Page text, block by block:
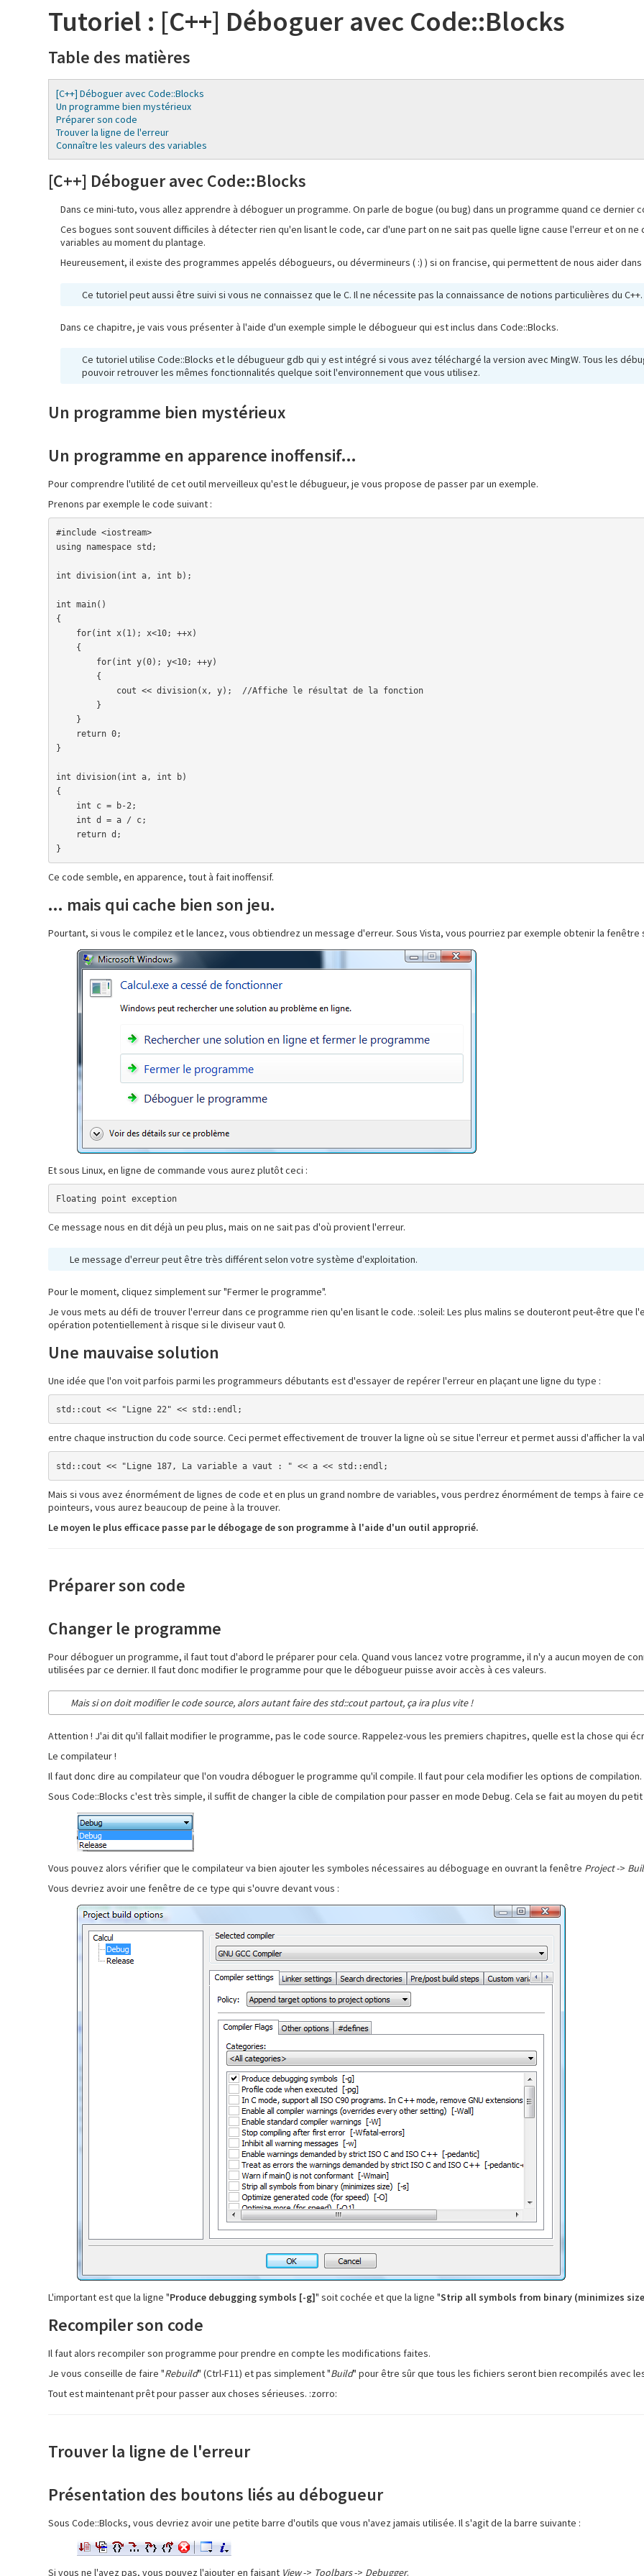
Tutoriel : [C++] Déboguer avec Code::Blocks
Table des matières
[C++] Déboguer avec Code::Blocks
Un programme bien mystérieux
Préparer son code
Trouver la ligne de l'erreur
Connaître les valeurs des variables
[C++] Déboguer avec Code::Blocks
Dans ce mini-tuto, vous allez apprendre à déboguer un programme. On parle de bogue (ou bug) dans un programme quand ce dernier
Ces bogues sont souvent difficiles à détecter rien qu'en lisant le code, car d'une part on ne sait pas quelle ligne cause l'erreur et on
variables au moment du plantage.
Heureusement, il existe des programmes appelés débogueurs, ou dévermineurs ( :) ) si on francise, qui permettent de nous aider
Ce tutoriel peut aussi être suivi si vous ne connaissez que le C. Il ne nécessite pas la connaissance de notions particulières du C++.
Dans ce chapitre, je vais vous présenter à l'aide d'un exemple simple le débogueur qui est inclus dans Code::Blocks.
Ce tutoriel utilise Code::Blocks et le débugueur gdb qui y est intégré si vous avez téléchargé la version avec MingW. Tous les
pouvoir retrouver les mêmes fonctionnalités quelque soit l'environnement que vous utilisez.
Un programme bien mystérieux
Un programme en apparence inoffensif...
Pour comprendre l'utilité de cet outil merveilleux qu'est le débugueur, je vous propose de passer par un exemple.
Prenons par exemple le code suivant :
#include <iostream>
using namespace std;
int division(int a, int b);
int main()
{
}
int division(int a, int b)
{
}
Ce code semble, en apparence, tout à fait inoffensif.
... mais qui cache bien son jeu.
Pourtant, si vous le compilez et le lancez, vous obtiendrez un message d'erreur. Sous Vista, vous pourriez par exemple obtenir la fenêtre
Et sous Linux, en ligne de commande vous aurez plutôt ceci :
Floating point exception
Ce message nous en dit déjà un peu plus, mais on ne sait pas d'où provient l'erreur.
Le message d'erreur peut être très différent selon votre système d'exploitation.
Pour le moment, cliquez simplement sur "Fermer le programme".
Je vous mets au défi de trouver l'erreur dans ce programme rien qu'en lisant le code. :soleil: Les plus malins se douteront peut-être que
opération potentiellement à risque si le diviseur vaut 0.
Une mauvaise solution
Une idée que l'on voit parfois parmi les programmeurs débutants est d'essayer de repérer l'erreur en plaçant une ligne du type :
std::cout << "Ligne 22" << std::endl;
entre chaque instruction du code source. Ceci permet effectivement de trouver la ligne où se situe l'erreur et permet aussi d'afficher la
std::cout << "Ligne 187, La variable a vaut : " << a << std::endl;
Mais si vous avez énormément de lignes de code et en plus un grand nombre de variables, vous perdrez énormément de temps à faire
pointeurs, vous aurez beaucoup de peine à la trouver.
Le moyen le plus efficace passe par le débogage de son programme à l'aide d'un outil approprié.
Préparer son code
Changer le programme
Pour déboguer un programme, il faut tout d'abord le préparer pour cela. Quand vous lancez votre programme, il n'y a aucun moyen de
utilisées par ce dernier. Il faut donc modifier le programme pour que le débogueur puisse avoir accès à ces valeurs.
Mais si on doit modifier le code source, alors autant faire des std::cout partout, ça ira plus vite !
Attention ! J'ai dit qu'il fallait modifier le programme, pas le code source. Rappelez-vous les premiers chapitres, quelle est la chose qui
Le compilateur !
Il faut donc dire au compilateur que l'on voudra déboguer le programme qu'il compile. Il faut pour cela modifier les options de compilation.
Sous Code::Blocks c'est très simple, il suffit de changer la cible de compilation pour passer en mode Debug. Cela se fait au moyen du
Vous pouvez alors vérifier que le compilateur va bien ajouter les symboles nécessaires au déboguage en ouvrant la fenêtre Project->
Vous devriez avoir une fenêtre de ce type qui s'ouvre devant vous :
L'important est que la ligne "Produce debugging symbols [-g]" soit cochée et que la ligne "Strip all symbols from binary (minimizes
Recompiler son code
Il faut alors recompiler son programme pour prendre en compte les modifications faites.
Je vous conseille de faire "Rebuild" (Ctrl-F11) et pas simplement "Build" pour être sûr que tous les fichiers seront bien recompilés avec
Tout est maintenant prêt pour passer aux choses sérieuses. :zorro:
Trouver la ligne de l'erreur
Présentation des boutons liés au débogueur
Sous Code::Blocks, vous devriez avoir une petite barre d'outils que vous n'avez jamais utilisée. Il s'agit de la barre suivante :
Si vous ne l'avez pas, vous pouvez l'ajouter en faisant View-> Toolbars-> Debugger.